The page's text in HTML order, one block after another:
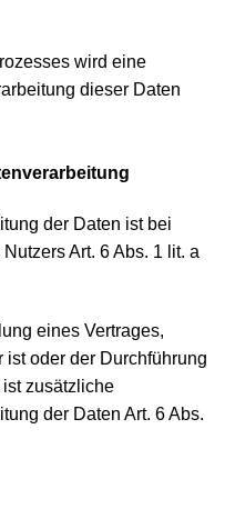
wird eine
dieser Daten
der Daten ist bei
Art. 6 Abs. 1 lit. a
eines Vertrages,
ist oder der Durchführung
zusätzliche
der Daten Art. 6 Abs.